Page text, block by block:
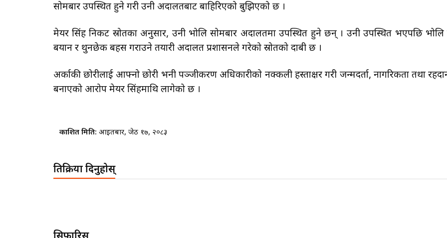
सोमबार उपस्थित हुने गरी उनी अदालतबाट बाहिरिएको बुझिएको छ ।
मेयर सिंह निकट स्रोतका अनुसार, उनी भोलि सोमबार अदालतमा उपस्थित हुने छन् । उनी उपस्थित भएपछि
बयान र थुनछेक बहस गराउने तयारी अदालत प्रशासनले गरेको स्रोतको दाबी छ ।
अर्काकी छोरीलाई आफ्नो छोरी भनी पञ्जीकरण अधिकारीको नक्कली हस्ताक्षर गरी जन्मदर्ता, नागरिकता तथा
बनाएको आरोप मेयर सिंहमाथि लागेको छ ।
प्रकाशित मिति: आइतबार, जेठ १७, २०८३
प्रतिक्रिया दिनुहोस्